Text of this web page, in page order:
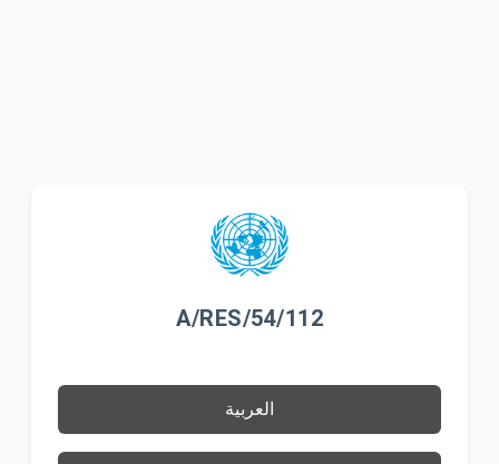
A/RES/54/112
العربية